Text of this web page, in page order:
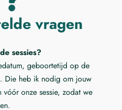
vragen
sessies?
geboortetijd op de
Die heb ik nodig om jouw
onze sessie, zodat we